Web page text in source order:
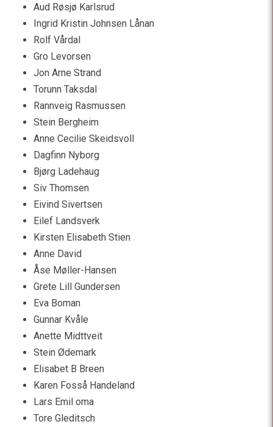
Aud Røsjø Karlsrud
Ingrid Kristin Johnsen Lånan
Rolf Vårdal
Gro Levorsen
Jon Arne Strand
Torunn Taksdal
Rannveig Rasmussen
Stein Bergheim
Anne Cecilie Skeidsvoll
Dagfinn Nyborg
Bjørg Ladehaug
Siv Thomsen
Eivind Sivertsen
Eilef Landsverk
Kirsten Elisabeth Stien
Anne David
Åse Møller-Hansen
Grete Lill Gundersen
Eva Boman
Gunnar Kvåle
Anette Midttveit
Stein Ødemark
Elisabet B Breen
Karen Fosså Handeland
Lars Emil oma
Tore Gleditsch